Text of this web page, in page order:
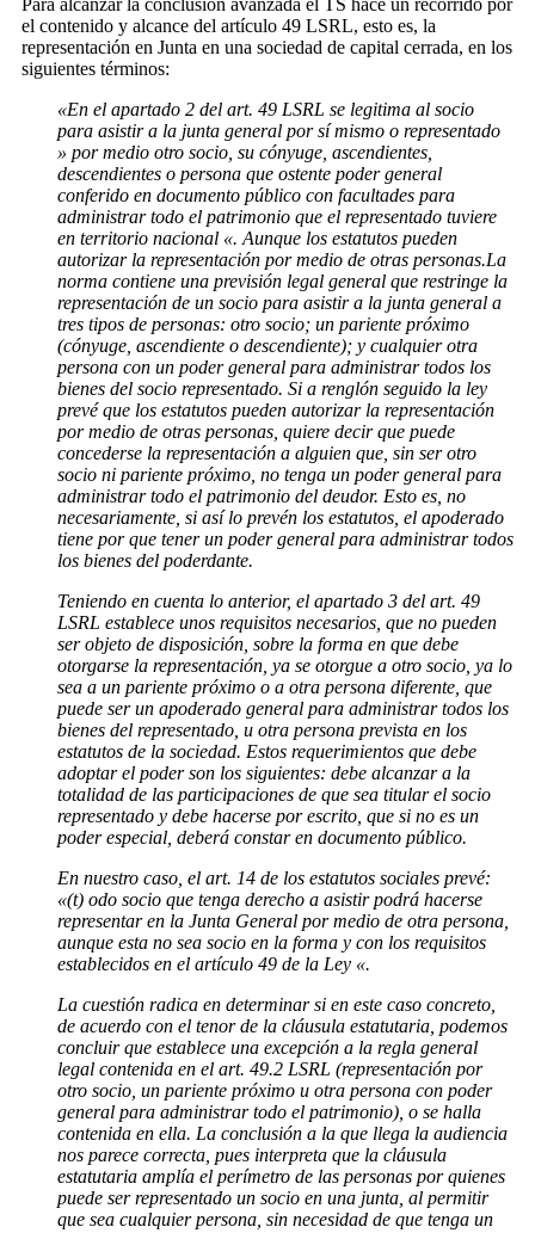
Para alcanzar la conclusión avanzada el TS hace un recorrido por
el contenido y alcance del artículo 49 LSRL, esto es, la
representación en Junta en una sociedad de capital cerrada, en los
siguientes términos:
«En el apartado 2 del art. 49 LSRL se legitima al socio
para asistir a la junta general por sí mismo o representado
» por medio otro socio, su cónyuge, ascendientes,
descendientes o persona que ostente poder general
conferido en documento público con facultades para
administrar todo el patrimonio que el representado tuviere
en territorio nacional «. Aunque los estatutos pueden
autorizar la representación por medio de otras personas.La
norma contiene una previsión legal general que restringe la
representación de un socio para asistir a la junta general a
tres tipos de personas: otro socio; un pariente próximo
(cónyuge, ascendiente o descendiente); y cualquier otra
persona con un poder general para administrar todos los
bienes del socio representado. Si a renglón seguido la ley
prevé que los estatutos pueden autorizar la representación
por medio de otras personas, quiere decir que puede
concederse la representación a alguien que, sin ser otro
socio ni pariente próximo, no tenga un poder general para
administrar todo el patrimonio del deudor. Esto es, no
necesariamente, si así lo prevén los estatutos, el apoderado
tiene por que tener un poder general para administrar todos
los bienes del poderdante.
Teniendo en cuenta lo anterior, el apartado 3 del art. 49
LSRL establece unos requisitos necesarios, que no pueden
ser objeto de disposición, sobre la forma en que debe
otorgarse la representación, ya se otorgue a otro socio, ya lo
sea a un pariente próximo o a otra persona diferente, que
puede ser un apoderado general para administrar todos los
bienes del representado, u otra persona prevista en los
estatutos de la sociedad. Estos requerimientos que debe
adoptar el poder son los siguientes: debe alcanzar a la
totalidad de las participaciones de que sea titular el socio
representado y debe hacerse por escrito, que si no es un
poder especial, deberá constar en documento público.
En nuestro caso, el art. 14 de los estatutos sociales prevé:
«(t) odo socio que tenga derecho a asistir podrá hacerse
representar en la Junta General por medio de otra persona,
aunque esta no sea socio en la forma y con los requisitos
establecidos en el artículo 49 de la Ley «.
La cuestión radica en determinar si en este caso concreto,
de acuerdo con el tenor de la cláusula estatutaria, podemos
concluir que establece una excepción a la regla general
legal contenida en el art. 49.2 LSRL (representación por
otro socio, un pariente próximo u otra persona con poder
general para administrar todo el patrimonio), o se halla
contenida en ella. La conclusión a la que llega la audiencia
nos parece correcta, pues interpreta que la cláusula
estatutaria amplía el perímetro de las personas por quienes
puede ser representado un socio en una junta, al permitir
que sea cualquier persona, sin necesidad de que tenga un